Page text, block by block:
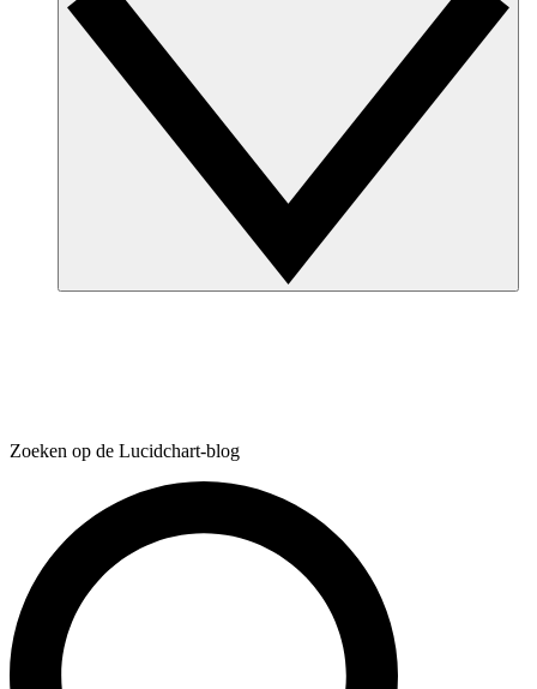
Zoeken op de Lucidchart-blog